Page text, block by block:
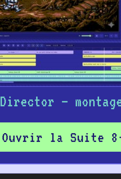
Director –
Ouvrir la Suite